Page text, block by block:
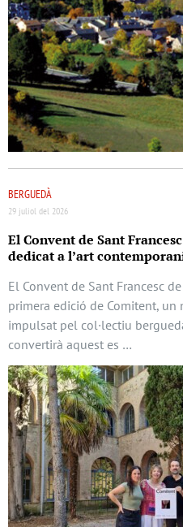
BERGUEDÀ
29 juliol del 2026
El Convent de Sant
dedicat a l’art
El Convent de Sant Francesc
primera edició de Comitent, un
impulsat pel col·lectiu
convertirà aquest es …